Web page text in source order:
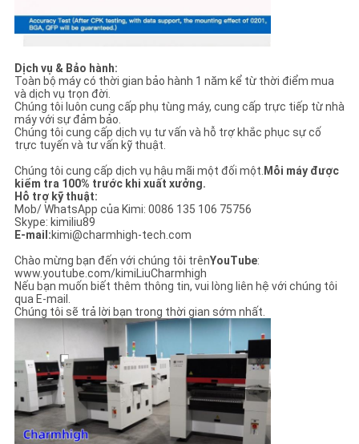
Dịch vụ & Bảo hành:
Toàn bộ máy có thời gian bảo hành 1 năm kể từ thời điểm mua
và dịch vụ trọn đời.
Chúng tôi luôn cung cấp phụ tùng máy, cung cấp trực tiếp từ nhà
máy với sự đảm bảo.
Chúng tôi cung cấp dịch vụ tư vấn và hỗ trợ khắc phục sự cố
trực tuyến và tư vấn kỹ thuật.
Chúng tôi cung cấp dịch vụ hậu mãi một đối một. Mỗi máy được
kiểm tra 100% trước khi xuất xưởng.
Hỗ trợ kỹ thuật:
Mob/ WhatsApp của Kimi: 0086 135 106 75756
Skype: kimiliu89
E-mail:kimi@charmhigh-tech.com
Chào mừng bạn đến với chúng tôi trênYouTube:
www.youtube.com/kimiLiuCharmhigh
Nếu bạn muốn biết thêm thông tin, vui lòng liên hệ với chúng tôi
qua E-mail.
Chúng tôi sẽ trả lời bạn trong thời gian sớm nhất.